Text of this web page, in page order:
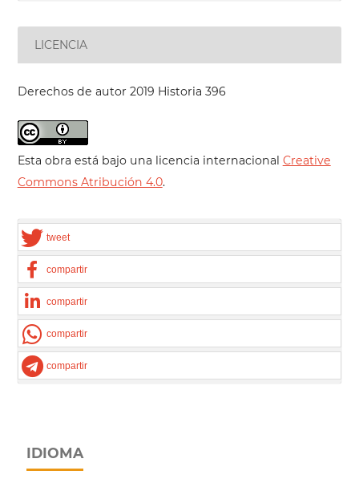
LICENCIA
Derechos de autor 2019 Historia 396
Esta obra está bajo una licencia internacional Creative
Commons Atribución 4.0.
tweet
compartir
compartir
compartir
compartir
IDIOMA